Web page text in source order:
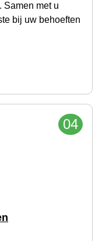
Samen met u
bij uw behoeften
04